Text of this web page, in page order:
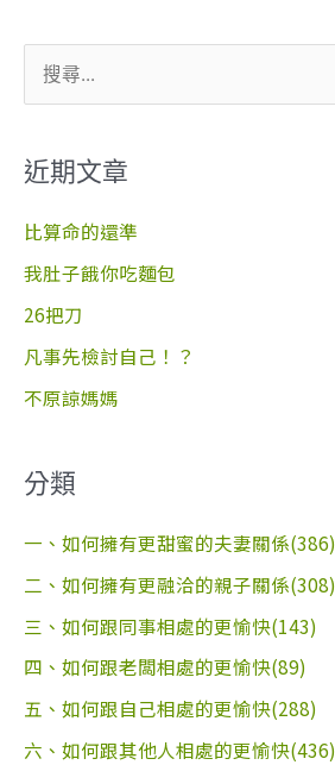
尋
鍵
字
:
近期文章
比算命的還準
我肚子餓你吃麵包
26把刀
凡事先檢討自己！？
不原諒媽媽
分類
一、如何擁有更甜蜜的夫妻關係(386)
二、如何擁有更融洽的親子關係(308)
三、如何跟同事相處的更愉快(143)
四、如何跟老闆相處的更愉快(89)
五、如何跟自己相處的更愉快(288)
六、如何跟其他人相處的更愉快(436)